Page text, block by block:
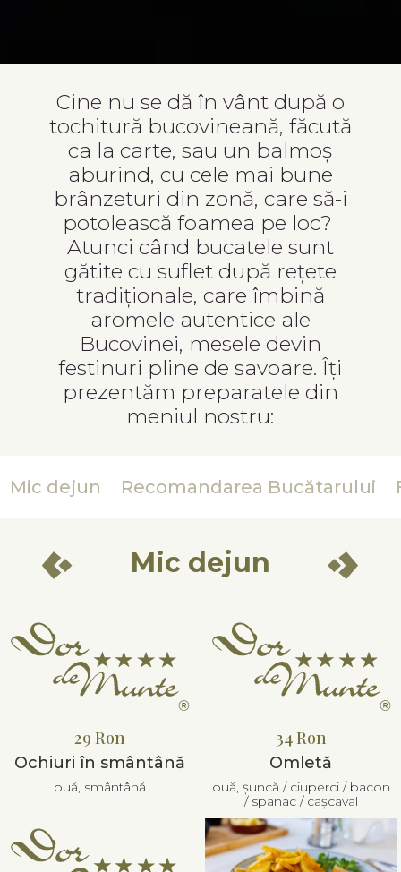
Cine nu se dă în vânt după o
tochitură bucovineană, făcută
ca la carte, sau un balmoș
aburind, cu cele mai bune
brânzeturi din zonă, care să-i
potolească foamea pe loc?
Atunci când bucatele sunt
gătite cu suflet după rețete
tradiționale, care îmbină
aromele autentice ale
Bucovinei, mesele devin
festinuri pline de savoare. Îți
prezentăm preparatele din
meniul nostru:
Mic dejun Recomandarea Bucătarului
Mic dejun
29 Ron
Ochiuri în smântână
ouă, smântână
34 Ron
Omletă
ouă, șuncă / ciuperci / bacon
/ spanac / cașcaval